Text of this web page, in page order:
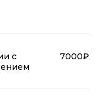
с
7000₽